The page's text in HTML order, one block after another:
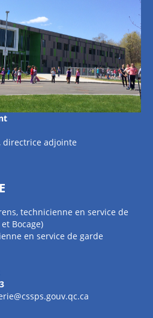
directrice adjointe
technicienne en service de
Bocage)
en service de garde